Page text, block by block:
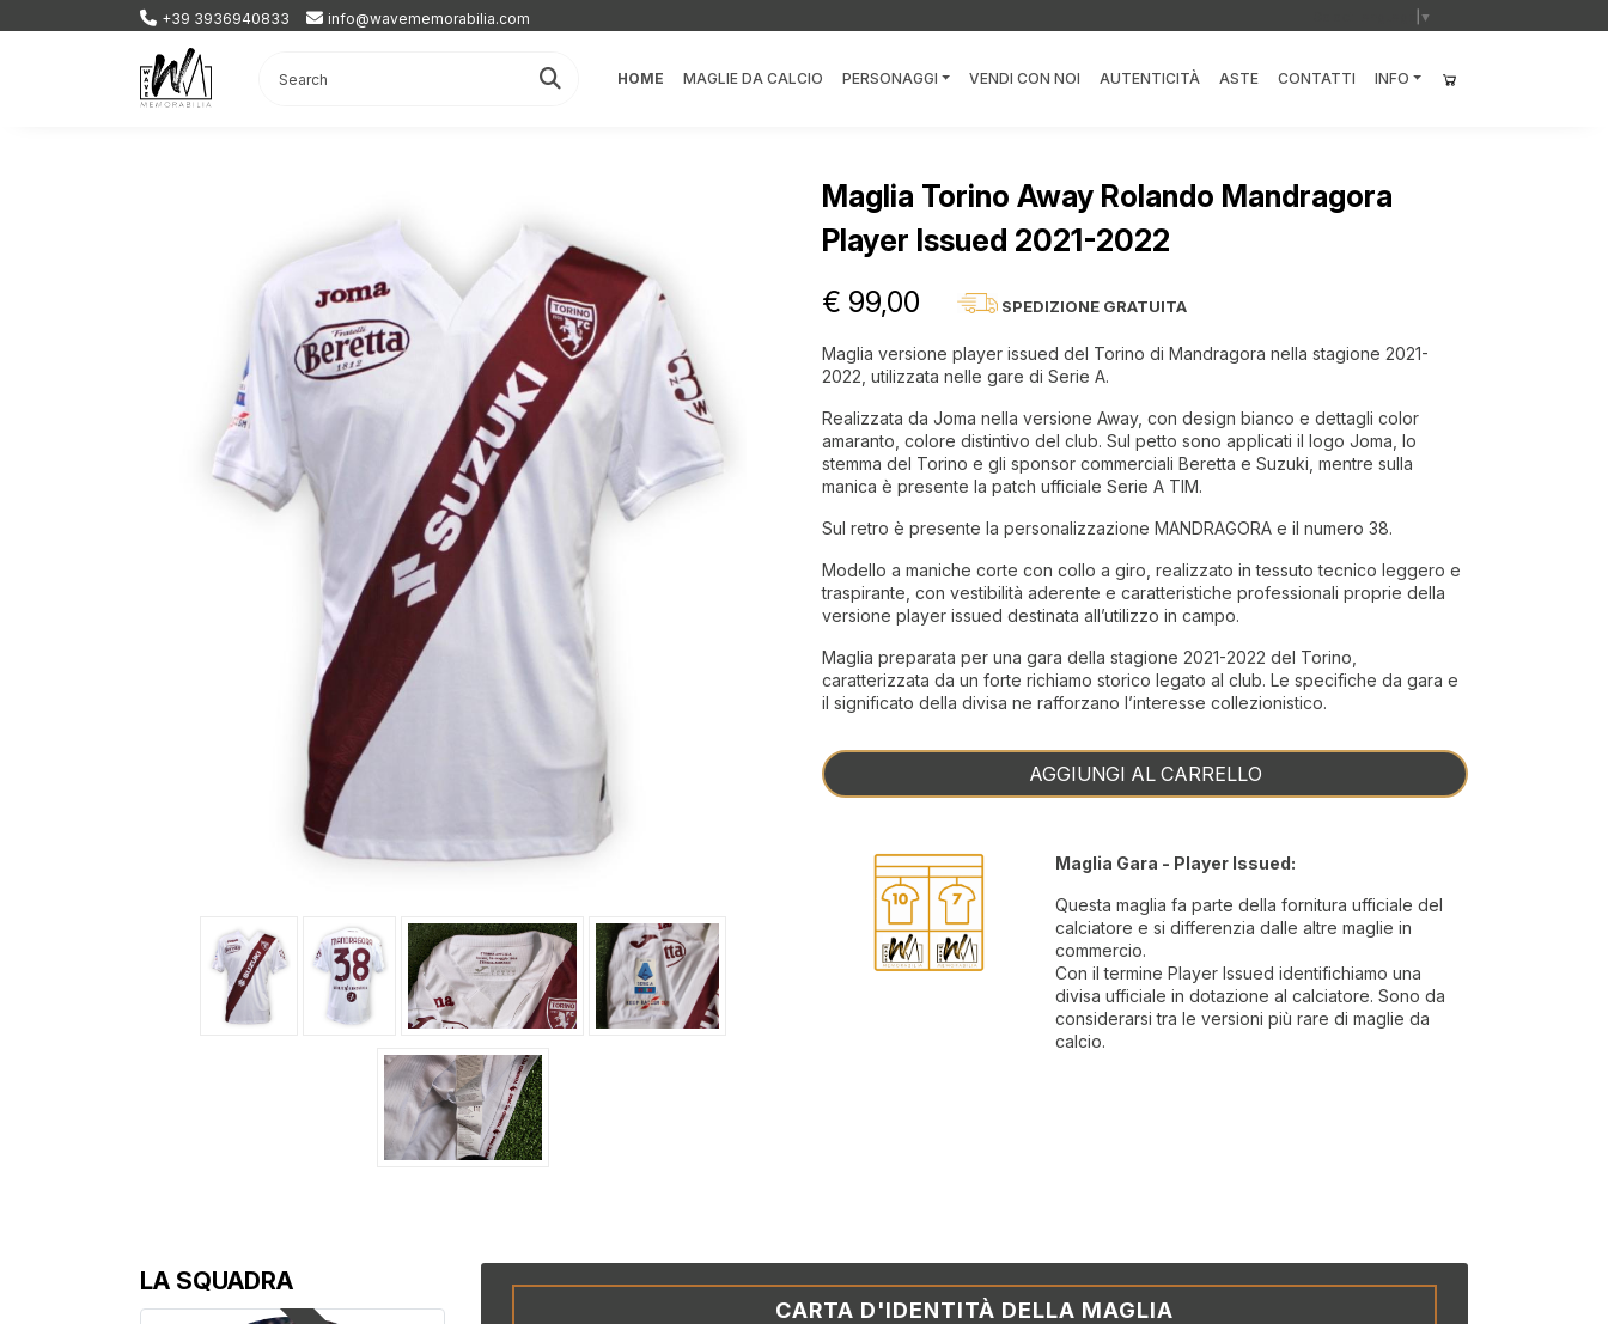
+39 3936940833 info@wavememorabilia.com ▼
HOME MAGLIE DA CALCIO PERSONAGGI VENDI CON NOI AUTENTICITÀ ASTE CONTATTI INFO
Maglia Torino Away Rolando Mandragora
Player Issued 2021-2022
€ 99,00 SPEDIZIONE GRATUITA
Maglia versione player issued del Torino di Mandragora nella stagione 2021-
2022, utilizzata nelle gare di Serie A.
Realizzata da Joma nella versione Away, con design bianco e dettagli color
amaranto, colore distintivo del club. Sul petto sono applicati il logo Joma, lo
stemma del Torino e gli sponsor commerciali Beretta e Suzuki, mentre sulla
manica è presente la patch ufficiale Serie A TIM.
Sul retro è presente la personalizzazione MANDRAGORA e il numero 38.
Modello a maniche corte con collo a giro, realizzato in tessuto tecnico leggero e
traspirante, con vestibilità aderente e caratteristiche professionali proprie della
versione player issued destinata all’utilizzo in campo.
Maglia preparata per una gara della stagione 2021-2022 del Torino,
caratterizzata da un forte richiamo storico legato al club. Le specifiche da gara e
il significato della divisa ne rafforzano l’interesse collezionistico.
AGGIUNGI AL CARRELLO
Maglia Gara - Player Issued:
Questa maglia fa parte della fornitura ufficiale del
calciatore e si differenzia dalle altre maglie in
commercio.
Con il termine Player Issued identifichiamo una
divisa ufficiale in dotazione al calciatore. Sono da
considerarsi tra le versioni più rare di maglie da
calcio.
LA SQUADRA
CARTA D'IDENTITÀ DELLA MAGLIA